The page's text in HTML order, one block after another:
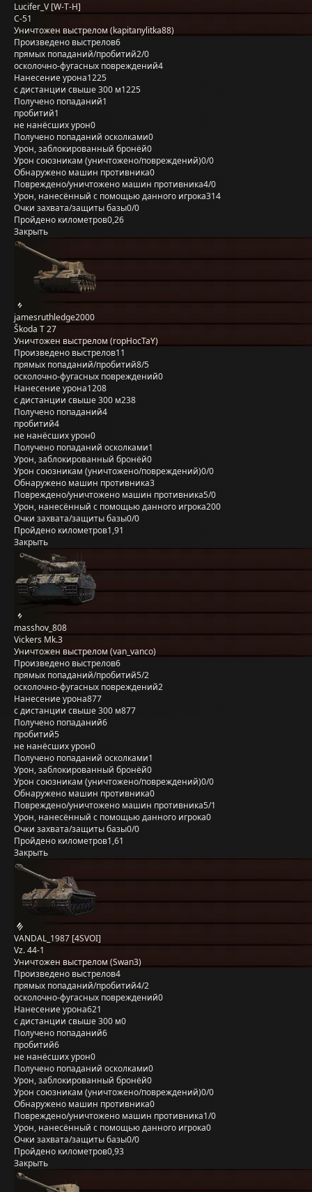
Lucifer_V [W-T-H]
С-51
Уничтожен выстрелом (kapitanylitka88)
Произведено выстрелов6
прямых попаданий/пробитий2/0
осколочно-фугасных повреждений4
Нанесение урона1225
с дистанции свыше 300 м1225
Получено попаданий1
пробитий1
не нанёсших урон0
Получено попаданий осколками0
Урон, заблокированный бронёй0
Урон союзникам (уничтожено/повреждений)0/0
Обнаружено машин противника0
Повреждено/уничтожено машин противника4/0
Урон, нанесённый с помощью данного игрока314
Очки захвата/защиты базы0/0
Пройдено километров0,26
Закрыть
jamesruthledge2000
Škoda T 27
Уничтожен выстрелом (ropHocTaY)
Произведено выстрелов11
прямых попаданий/пробитий8/5
осколочно-фугасных повреждений0
Нанесение урона1208
с дистанции свыше 300 м238
Получено попаданий4
пробитий4
не нанёсших урон0
Получено попаданий осколками1
Урон, заблокированный бронёй0
Урон союзникам (уничтожено/повреждений)0/0
Обнаружено машин противника3
Повреждено/уничтожено машин противника5/0
Урон, нанесённый с помощью данного игрока200
Очки захвата/защиты базы0/0
Пройдено километров1,91
Закрыть
masshov_808
Vickers Mk.3
Уничтожен выстрелом (van_vanco)
Произведено выстрелов6
прямых попаданий/пробитий5/2
осколочно-фугасных повреждений2
Нанесение урона877
с дистанции свыше 300 м877
Получено попаданий6
пробитий5
не нанёсших урон0
Получено попаданий осколками1
Урон, заблокированный бронёй0
Урон союзникам (уничтожено/повреждений)0/0
Обнаружено машин противника0
Повреждено/уничтожено машин противника5/1
Урон, нанесённый с помощью данного игрока0
Очки захвата/защиты базы0/0
Пройдено километров1,61
Закрыть
VANDAL_1987 [4SVOI]
Vz. 44-1
Уничтожен выстрелом (Swan3)
Произведено выстрелов4
прямых попаданий/пробитий4/2
осколочно-фугасных повреждений0
Нанесение урона621
с дистанции свыше 300 м0
Получено попаданий6
пробитий6
не нанёсших урон0
Получено попаданий осколками0
Урон, заблокированный бронёй0
Урон союзникам (уничтожено/повреждений)0/0
Обнаружено машин противника0
Повреждено/уничтожено машин противника1/0
Урон, нанесённый с помощью данного игрока0
Очки захвата/защиты базы0/0
Пройдено километров0,93
Закрыть